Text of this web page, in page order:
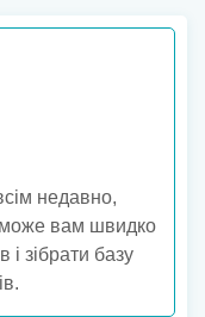
недавно,
вам швидко
і зібрати базу